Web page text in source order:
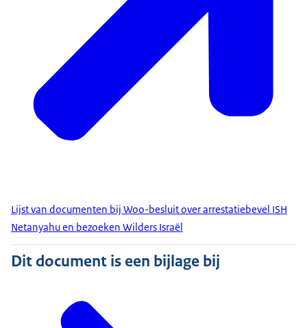
Lijst van documenten bij Woo-besluit over arrestatiebevel ISH
Netanyahu en bezoeken Wilders Israël
Dit document is een bijlage bij